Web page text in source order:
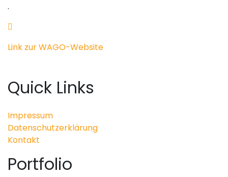
.
Link zur WAGO-Website
Quick Links
Impressum
Datenschutzerklärung
Kontakt
Portfolio